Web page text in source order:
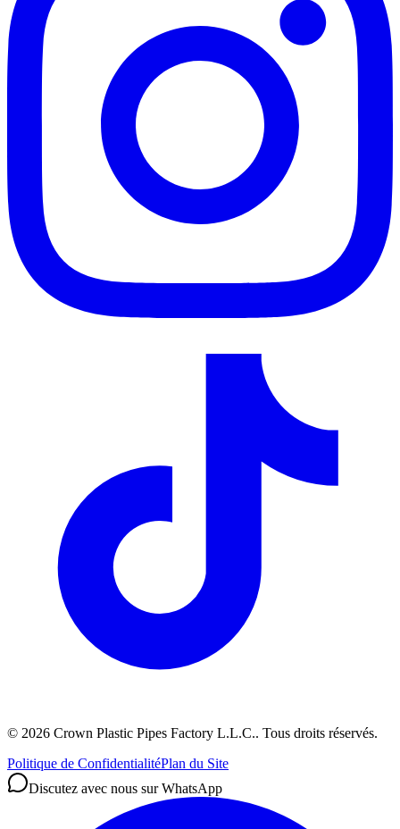
© 2026 Crown Plastic Pipes Factory L.L.C.. Tous droits réservés.
Politique de ConfidentialitéPlan du Site
Discutez avec nous sur WhatsApp